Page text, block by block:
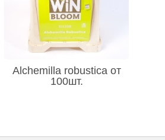
Alchemilla robustica от
100шт.